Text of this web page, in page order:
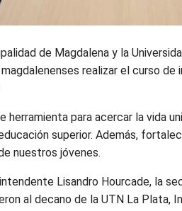
de Magdalena y la
realizar el curso
para acercar la vida
superior. Además,
nuestros jóvenes.
Lisandro Hourcade, la
al decano de la UTN La Plata,